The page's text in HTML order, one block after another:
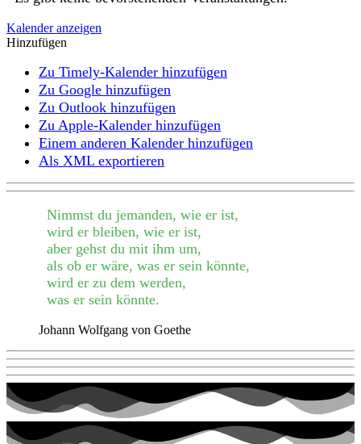
Kalender anzeigen
Hinzufügen
Zu Timely-Kalender hinzufügen
Zu Google hinzufügen
Zu Outlook hinzufügen
Zu Apple-Kalender hinzufügen
Einem anderen Kalender hinzufügen
Als XML exportieren
Nimmst du jemanden, wie er ist,
wird er bleiben, wie er ist,
aber gehst du mit ihm um,
als ob er wäre, was er sein könnte,
wird er zu dem werden,
was er sein könnte.
Johann Wolfgang von Goethe